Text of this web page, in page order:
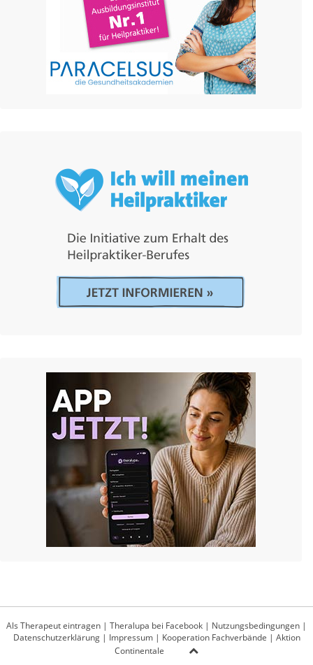
Als Therapeut eintragen | Theralupa bei Facebook | Nutzungsbedingungen |
Datenschutzerklärung| Impressum| Kooperation Fachverbände | Aktion
Continentale